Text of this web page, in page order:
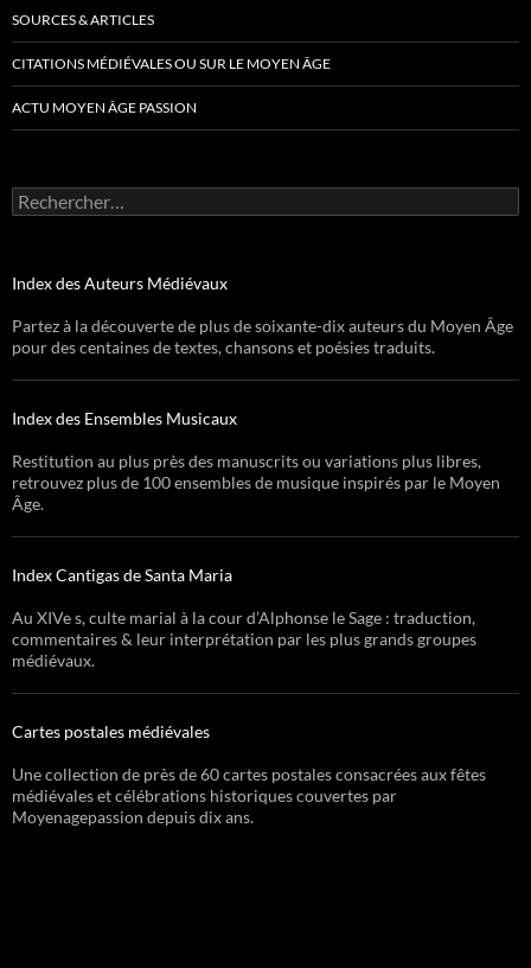
SOURCES & ARTICLES
CITATIONS MÉDIÉVALES OU SUR LE MOYEN ÂGE
ACTU MOYEN ÂGE PASSION
Rechercher :
Index des Auteurs Médiévaux
Partez à la découverte de plus de soixante-dix auteurs du Moyen Âge
pour des centaines de textes, chansons et poésies traduits.
Index des Ensembles Musicaux
Restitution au plus près des manuscrits ou variations plus libres,
retrouvez plus de 100 ensembles de musique inspirés par le Moyen
Âge.
Index Cantigas de Santa Maria
Au XIVe s, culte marial à la cour d’Alphonse le Sage : traduction,
commentaires & leur interprétation par les plus grands groupes
médiévaux.
Cartes postales médiévales
Une collection de près de 60 cartes postales consacrées aux fêtes
médiévales et célébrations historiques couvertes par
Moyenagepassion depuis dix ans.